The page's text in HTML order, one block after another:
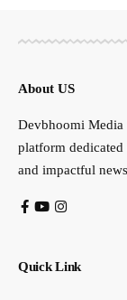
About US
Devbhoomi Media
platform
and impactful
Quick Link